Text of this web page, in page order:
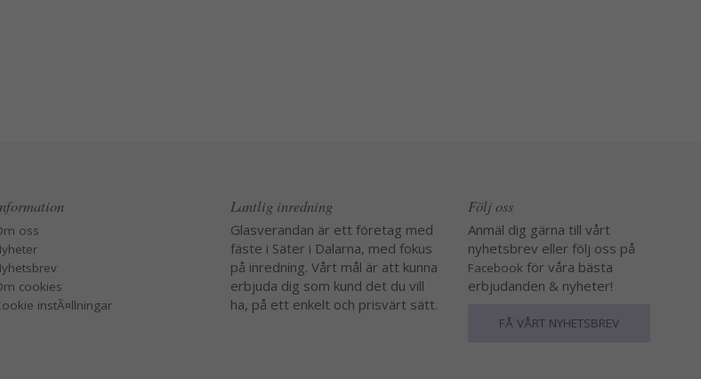
oss
cookies
instÃ¤llningar
Lantlig inredning
Glasverandan är ett företag med
fäste i Säter i Dalarna, med fokus
på inredning. Vårt mål är att kunna
erbjuda dig som kund det du vill
ha, på ett enkelt och prisvärt sätt.
Följ oss
Anmäl dig gärna till vårt
nyhetsbrev eller följ oss på
Facebook för våra bästa
erbjudanden & nyheter!
FÅ VÅRT NYHETSBREV